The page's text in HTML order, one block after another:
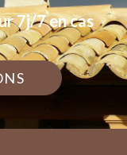
7j/7 en cas